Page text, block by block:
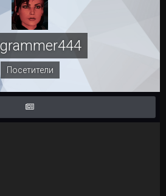
Посетители